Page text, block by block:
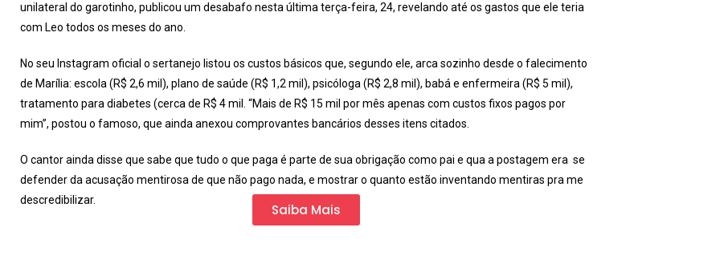
unilateral do garotinho, publicou um desabafo nesta última terça-feira, 24, revelando até os gastos que ele teria
com Leo todos os meses do ano.
No seu Instagram oficial o sertanejo listou os custos básicos que, segundo ele, arca sozinho desde o falecimento
de Marília: escola (R$ 2,6 mil), plano de saúde (R$ 1,2 mil), psicóloga (R$ 2,8 mil), babá e enfermeira (R$ 5 mil),
tratamento para diabetes (cerca de R$ 4 mil. “Mais de R$ 15 mil por mês apenas com custos fixos pagos por
mim”, postou o famoso, que ainda anexou comprovantes bancários desses itens citados.
O cantor ainda disse que sabe que tudo o que paga é parte de sua obrigação como pai e qua a postagem era se
defender da acusação mentirosa de que não pago nada, e mostrar o quanto estão inventando mentiras pra me
descredibilizar.
Saiba Mais